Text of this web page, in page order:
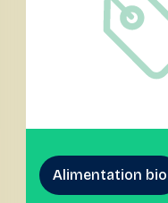
Alimentation bio